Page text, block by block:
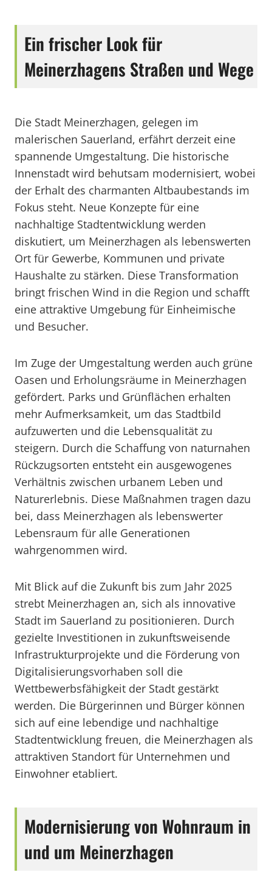
Ein frischer Look für
Meinerzhagens Straßen und Wege
Die Stadt Meinerzhagen, gelegen im
malerischen Sauerland, erfährt derzeit eine
spannende Umgestaltung. Die historische
Innenstadt wird behutsam modernisiert, wobei
der Erhalt des charmanten Altbaubestands im
Fokus steht. Neue Konzepte für eine
nachhaltige Stadtentwicklung werden
diskutiert, um Meinerzhagen als lebenswerten
Ort für Gewerbe, Kommunen und private
Haushalte zu stärken. Diese Transformation
bringt frischen Wind in die Region und schafft
eine attraktive Umgebung für Einheimische
und Besucher.
Im Zuge der Umgestaltung werden auch grüne
Oasen und Erholungsräume in Meinerzhagen
gefördert. Parks und Grünflächen erhalten
mehr Aufmerksamkeit, um das Stadtbild
aufzuwerten und die Lebensqualität zu
steigern. Durch die Schaffung von naturnahen
Rückzugsorten entsteht ein ausgewogenes
Verhältnis zwischen urbanem Leben und
Naturerlebnis. Diese Maßnahmen tragen dazu
bei, dass Meinerzhagen als lebenswerter
Lebensraum für alle Generationen
wahrgenommen wird.
Mit Blick auf die Zukunft bis zum Jahr 2025
strebt Meinerzhagen an, sich als innovative
Stadt im Sauerland zu positionieren. Durch
gezielte Investitionen in zukunftsweisende
Infrastrukturprojekte und die Förderung von
Digitalisierungsvorhaben soll die
Wettbewerbsfähigkeit der Stadt gestärkt
werden. Die Bürgerinnen und Bürger können
sich auf eine lebendige und nachhaltige
Stadtentwicklung freuen, die Meinerzhagen als
attraktiven Standort für Unternehmen und
Einwohner etabliert.
Modernisierung von Wohnraum in
und um Meinerzhagen